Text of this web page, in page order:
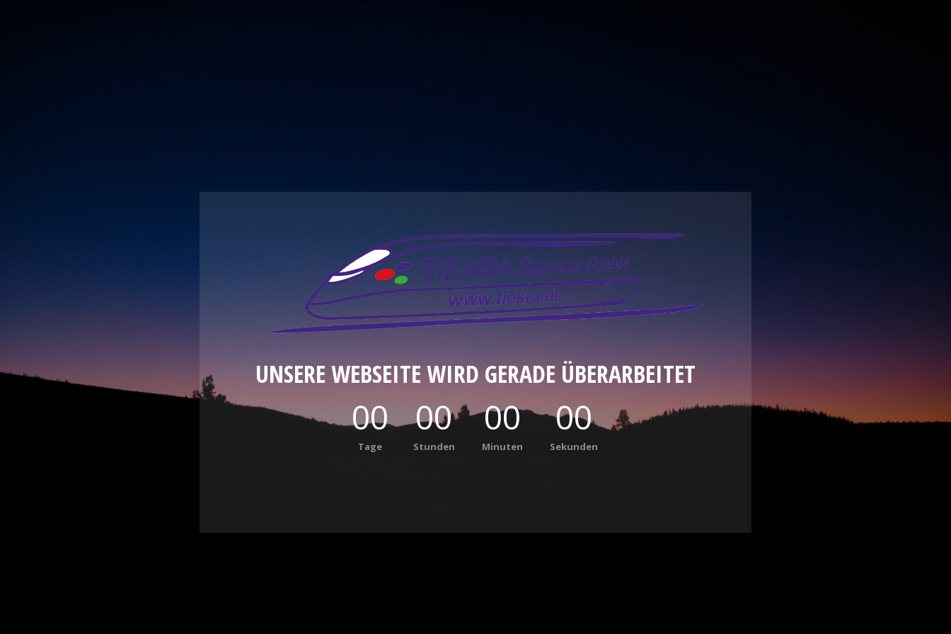
UNSERE WEBSEITE WIRD GERADE ÜBERARBEITET
00
Tage
00
Stunden
00
Minuten
00
Sekunden